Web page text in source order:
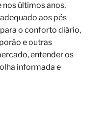
últimos anos,
aos pés
o conforto diário,
e outras
entender os
informada e